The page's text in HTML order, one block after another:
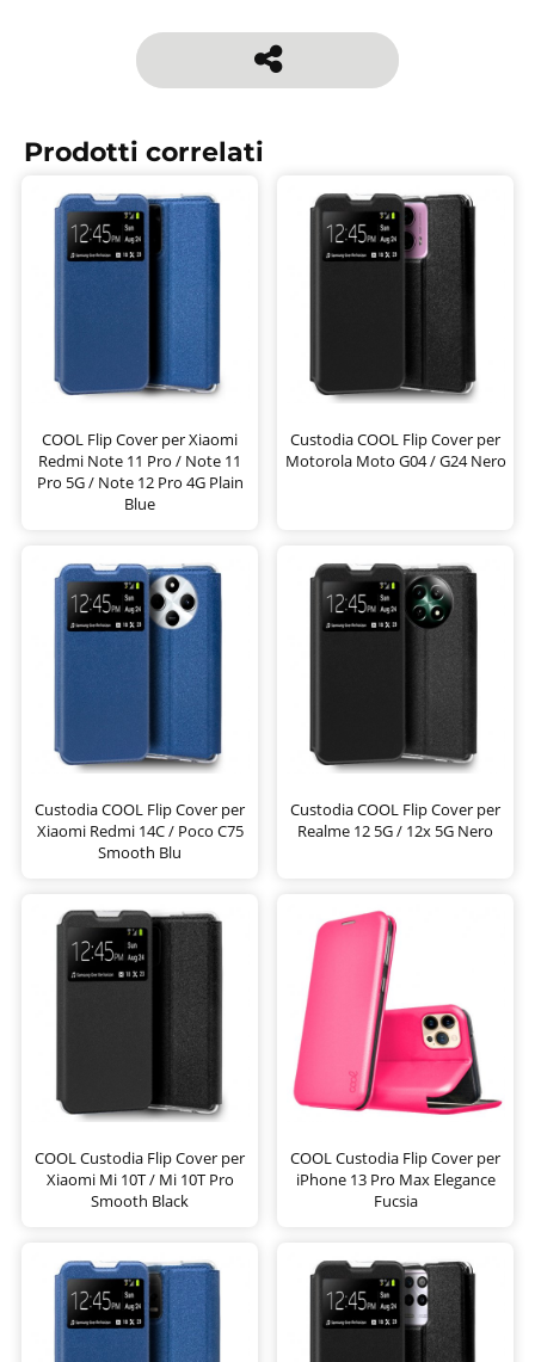
Prodotti correlati
COOL Flip Cover per Xiaomi
Redmi Note 11 Pro / Note 11
Pro 5G / Note 12 Pro 4G Plain
Blue
Custodia COOL Flip Cover per
Motorola Moto G04 / G24 Nero
Custodia COOL Flip Cover per
Xiaomi Redmi 14C / Poco C75
Smooth Blu
Custodia COOL Flip Cover per
Realme 12 5G / 12x 5G Nero
COOL Custodia Flip Cover per
Xiaomi Mi 10T / Mi 10T Pro
Smooth Black
COOL Custodia Flip Cover per
iPhone 13 Pro Max Elegance
Fucsia